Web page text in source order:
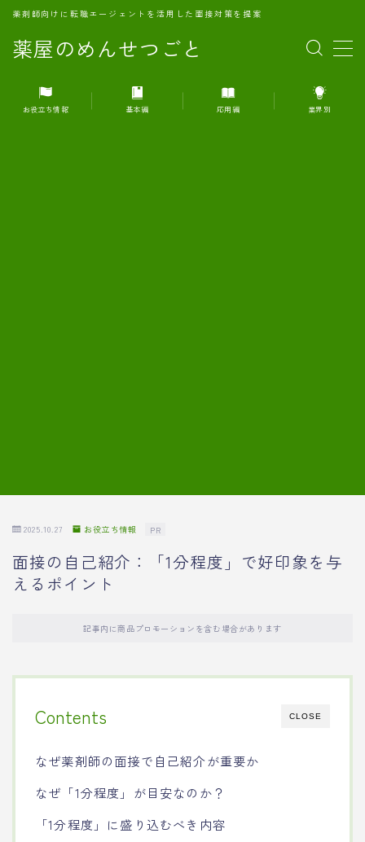
薬屋のめんせつごと
薬剤師向けに転職エージェントを活用した面接対策を提案
MENU
1.転職エージェントとは何か？
お役立ち情報 基本編 応用編 業界別
2025.10.27 お役立ち情報 PR
面接の自己紹介：「1分程度」で好印象を与
えるポイント
記事内に商品プロモーションを含む場合があります
CLOSE
Contents
なぜ薬剤師の面接で自己紹介が重要か
なぜ「1分程度」が目安なのか？
「1分程度」に盛り込むべき内容